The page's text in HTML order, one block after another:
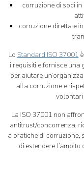
corruzione di soci
corruzione diretta e
Lo Standard ISO 37001
i requisiti e fornisce una
per aiutare
alla corruzione e
La ISO 37001 non
antitrust/concorrenza,
a pratiche di corruzione,
di estendere